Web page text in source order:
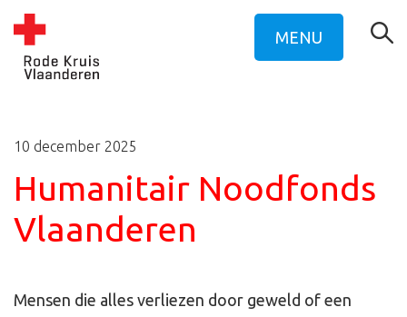
MENU
10 december 2025
Humanitair Noodfonds
Vlaanderen
Mensen die alles verliezen door geweld of een